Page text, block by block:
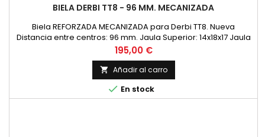
BIELA DERBI TT8 - 96 MM. MECANIZADA
Biela REFORZADA MECANIZADA para Derbi TT8. Nueva
Distancia entre centros: 96 mm. Jaula Superior: 14x18x17 Jaula
Inferior: 18x24x15 Medida Bulon Cigueñal: 18x48,6 Diametro
Superior 18 Diametro Interior 24
Precio
195,00 €
 Añadir al carro
 En stock